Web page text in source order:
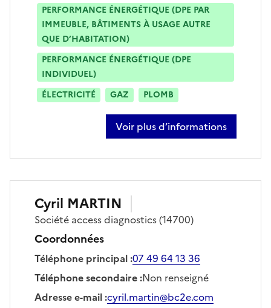
PERFORMANCE ÉNERGÉTIQUE (DPE PAR
IMMEUBLE, BÂTIMENTS À USAGE AUTRE
QUE D’HABITATION)
PERFORMANCE ÉNERGÉTIQUE (DPE
INDIVIDUEL)
ÉLECTRICITÉ
GAZ PLOMB
Voir plus d’informations
sur jeremy degroote
Cyril MARTIN
Société access diagnostics(14700)
Coordonnées
Téléphone principal:07 49 64 13 36
Téléphone secondaire:Non renseigné
Adresse e-mail:cyril.martin@bc2e.com